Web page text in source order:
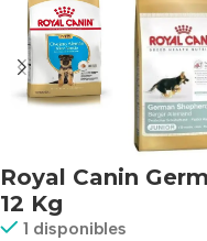
Royal Canin
12 Kg
1 disponibles